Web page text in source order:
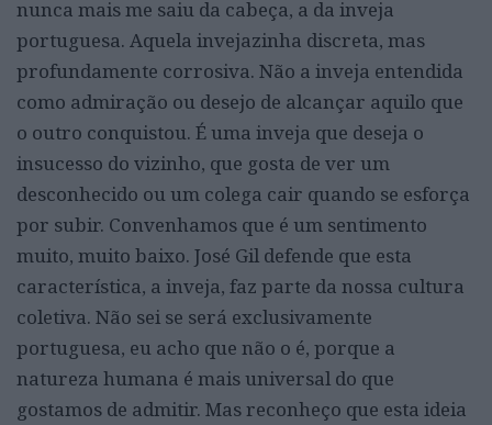
nunca mais me saiu da cabeça, a da inveja
portuguesa. Aquela invejazinha discreta, mas
profundamente corrosiva. Não a inveja entendida
como admiração ou desejo de alcançar aquilo que
o outro conquistou. É uma inveja que deseja o
insucesso do vizinho, que gosta de ver um
desconhecido ou um colega cair quando se esforça
por subir. Convenhamos que é um sentimento
muito, muito baixo. José Gil defende que esta
característica, a inveja, faz parte da nossa cultura
coletiva. Não sei se será exclusivamente
portuguesa, eu acho que não o é, porque a
natureza humana é mais universal do que
gostamos de admitir. Mas reconheço que esta ideia